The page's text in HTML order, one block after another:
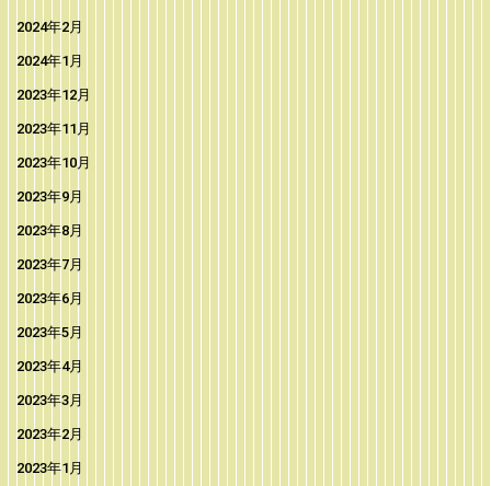
2024年2月
2024年1月
2023年12月
2023年11月
2023年10月
2023年9月
2023年8月
2023年7月
2023年6月
2023年5月
2023年4月
2023年3月
2023年2月
2023年1月